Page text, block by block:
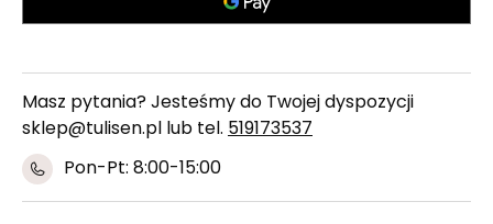
Masz pytania? Jesteśmy do Twojej dyspozycji
sklep@tulisen.pl lub tel. 519173537
Pon-Pt: 8:00-15:00